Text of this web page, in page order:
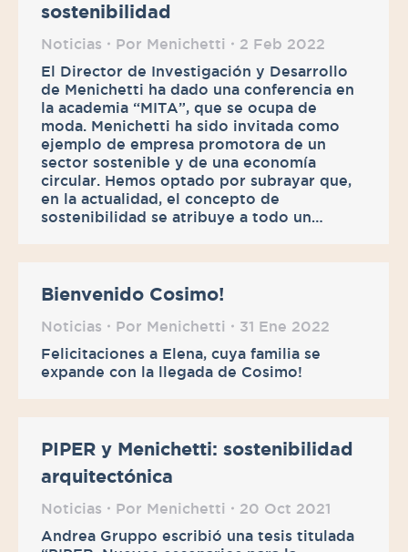
sostenibilidad
Noticias Por Menichetti
2 Feb 2022
El Director de Investigación y Desarrollo
de Menichetti ha dado una conferencia en
la academia “MITA”, que se ocupa de
moda. Menichetti ha sido invitada como
ejemplo de empresa promotora de un
sector sostenible y de una economía
circular. Hemos optado por subrayar que,
en la actualidad, el concepto de
sostenibilidad se atribuye a todo un…
Bienvenido Cosimo!
Noticias Por Menichetti
31 Ene 2022
Felicitaciones a Elena, cuya familia se
expande con la llegada de Cosimo!
PIPER y Menichetti: sostenibilidad
arquitectónica
Noticias Por Menichetti
20 Oct 2021
Andrea Gruppo escribió una tesis titulada